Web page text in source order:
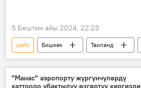
5 Бештин айы 2024, 22:23
рейс Бишкек Таиланд
Кыргызстан
Сүрөт
"Манас" аэропорту жүргүнчүлөрдү
каттоодо убактылуу өзгөртүү киргизди